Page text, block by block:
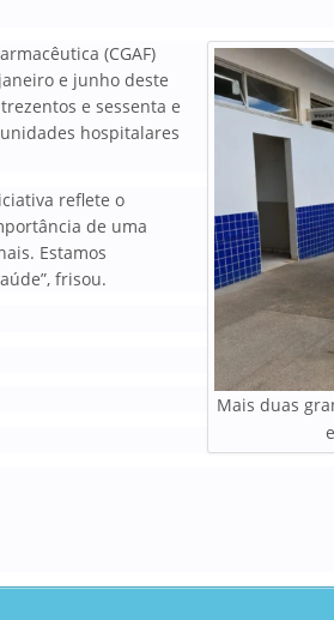
Mais duas
(CGAF)
e junho deste
e sessenta e
hospitalares
reflete o
de uma
Estamos
frisou.